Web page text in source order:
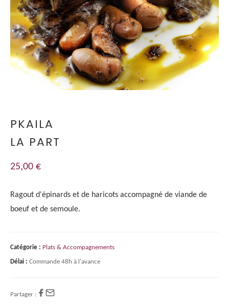
PKAILA
LA PART
25,00 €
Ragout d'épinards et de haricots accompagné de viande de
boeuf et de semoule.
Catégorie : Plats & Accompagnements
Délai : Commande 48h à l'avance
Partager :